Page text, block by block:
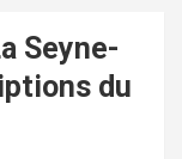
Seyne-
du